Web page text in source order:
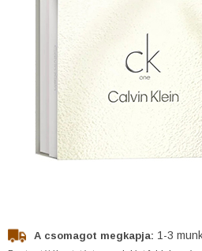
A csomagot megkapja: 1-3